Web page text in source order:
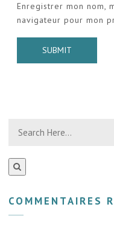
Enregistrer mon nom,
navigateur pour mon
COMMENTAIRES